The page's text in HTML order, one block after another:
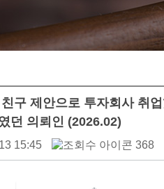
구 제안으로 투자회사 취
던 의뢰인 (2026.02)
15:45 368